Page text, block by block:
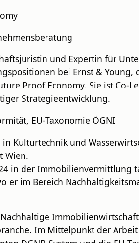
und Expertin für
bei Ernst &
Proof Economy. Sie ist Co-
Strategieentwicklung.
EU-Taxonomie ÖGNI
in Kulturtechnik und
Wien.
in der Immobilienvermittlung
er im Bereich
Im Mittelpunkt der